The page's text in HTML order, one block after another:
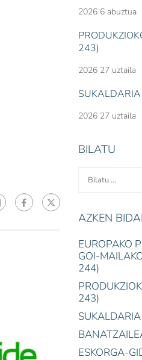
2026 6 abuztua
243)
2026 27 uztaila
2026 27 uztaila
BILATU
AZKEN
EUROPAKO
GOI-
244)
243)
ESKORGA-